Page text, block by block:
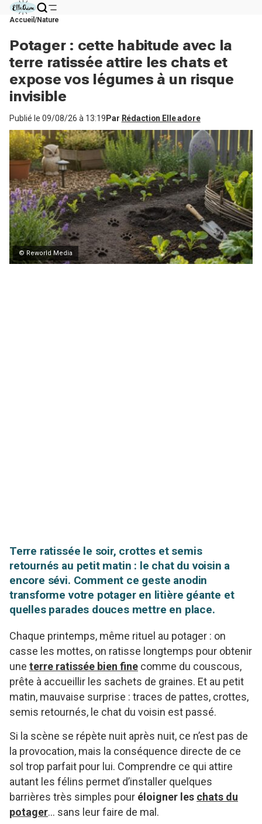
Accueil Nature
Potager : cette habitude avec la
terre ratissée attire les chats et
expose vos légumes à un risque
invisible
Publié le 09/08/26 à 13:19 Par Rédaction Elle adore
© Reworld Media
Terre ratissée le soir, crottes et semis
retournés au petit matin : le chat du voisin a
encore sévi. Comment ce geste anodin
transforme votre potager en litière géante et
quelles parades douces mettre en place.
Chaque printemps, même rituel au potager : on
casse les mottes, on ratisse longtemps pour obtenir
une terre ratissée bien fine comme du couscous,
prête à accueillir les sachets de graines. Et au petit
matin, mauvaise surprise : traces de pattes, crottes,
semis retournés, le chat du voisin est passé.
Si la scène se répète nuit après nuit, ce n’est pas de
la provocation, mais la conséquence directe de ce
sol trop parfait pour lui. Comprendre ce qui attire
autant les félins permet d’installer quelques
barrières très simples pour éloigner les chats du
potager… sans leur faire de mal.